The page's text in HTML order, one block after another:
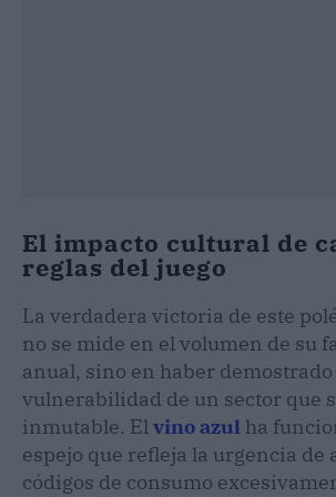
El impacto cultural de
reglas del juego
La verdadera victoria de este
no se mide en el volumen de su
anual, sino en haber demostrado
vulnerabilidad de un sector que
inmutable. Elvino azul ha
espejo que refleja la urgencia de
códigos de consumo